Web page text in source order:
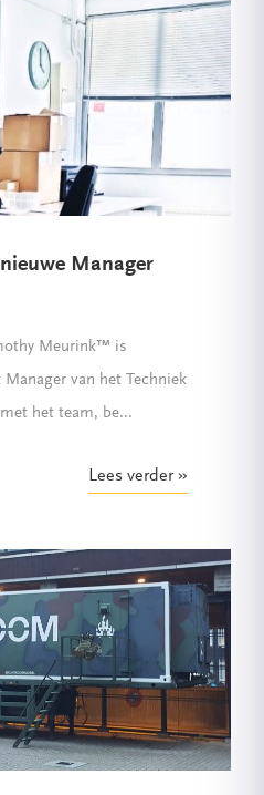
Manager
Meurink™️ is
van het Techniek
het team, be...
Lees verder